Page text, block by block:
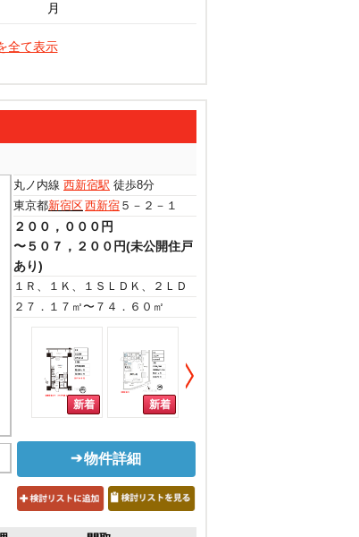
月
全て表示
丸ノ内線 西新宿駅 徒歩8分
東京都新宿区西新宿 ５－２－１
２００，０００円
〜５０７，２００円(未公開住戸
あり)
１Ｒ、１Ｋ、１ＳＬＤＫ、２ＬＤＫ
２７．１７㎡〜７４．６０㎡
物件詳細